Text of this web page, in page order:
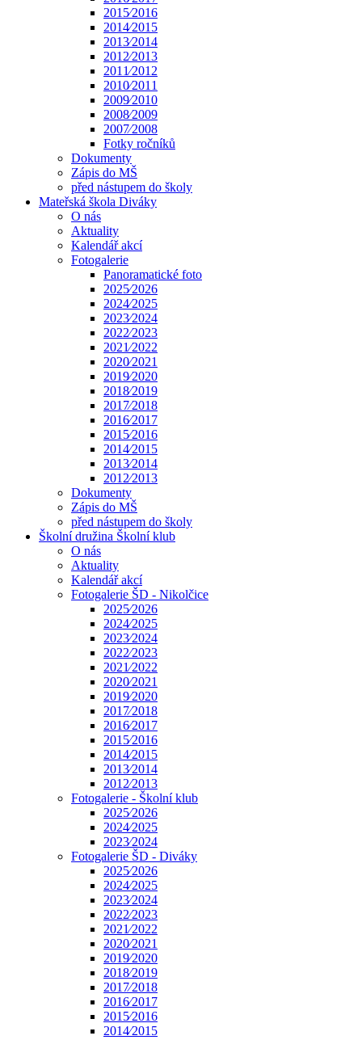
2015⁄2016
2014⁄2015
2013⁄2014
2012⁄2013
2011⁄2012
2010⁄2011
2009⁄2010
2008⁄2009
2007⁄2008
Fotky ročníků
Dokumenty
Zápis do MŠ
před nástupem do školy
Mateřská škola Diváky
O nás
Aktuality
Kalendář akcí
Fotogalerie
Panoramatické foto
2025⁄2026
2024⁄2025
2023⁄2024
2022⁄2023
2021⁄2022
2020⁄2021
2019⁄2020
2018⁄2019
2017⁄2018
2016⁄2017
2015⁄2016
2014⁄2015
2013⁄2014
2012⁄2013
Dokumenty
Zápis do MŠ
před nástupem do školy
Školní družina Školní klub
O nás
Aktuality
Kalendář akcí
Fotogalerie ŠD - Nikolčice
2025⁄2026
2024⁄2025
2023⁄2024
2022⁄2023
2021⁄2022
2020⁄2021
2019⁄2020
2017⁄2018
2016⁄2017
2015⁄2016
2014⁄2015
2013⁄2014
2012⁄2013
Fotogalerie - Školní klub
2025⁄2026
2024⁄2025
2023⁄2024
Fotogalerie ŠD - Diváky
2025⁄2026
2024⁄2025
2023⁄2024
2022⁄2023
2021⁄2022
2020⁄2021
2019⁄2020
2018⁄2019
2017⁄2018
2016⁄2017
2015⁄2016
2014⁄2015